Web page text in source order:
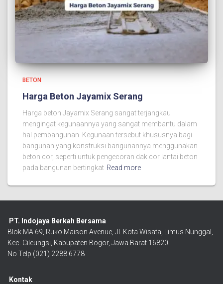
BETON
Harga Beton Jayamix Serang
Harga beton Jayamix Serang sangat terjangkau
mengingat kegunaannya yang sangat membantu dalam
hal pembangunan. Kegunaan tersebut khususnya bagi
bangunan yang konstruksi bangunannya menggunakan
beton cor, seperti untuk pengecoran dak cor lantai beton
pada bangunan bertingkat Read more
PT. Indojaya Berkah Bersama
Blok MA 69, Ruko Maison Avenue, Jl. Kota Wisata, Limus Nunggal,
Kec. Cileungsi, Kabupaten Bogor, Jawa Barat 16820
No Telp (021) 2288 6778
Kontak